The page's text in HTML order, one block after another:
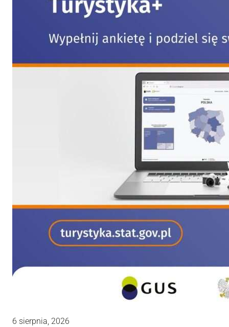
6 sierpnia, 2026